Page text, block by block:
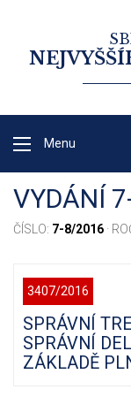
Menu
VYDÁNÍ
ČÍSLO: 7-8/2016 ·
3407/2016
SPRÁVNÍ
SPRÁVNÍ
ZÁKLADĚ